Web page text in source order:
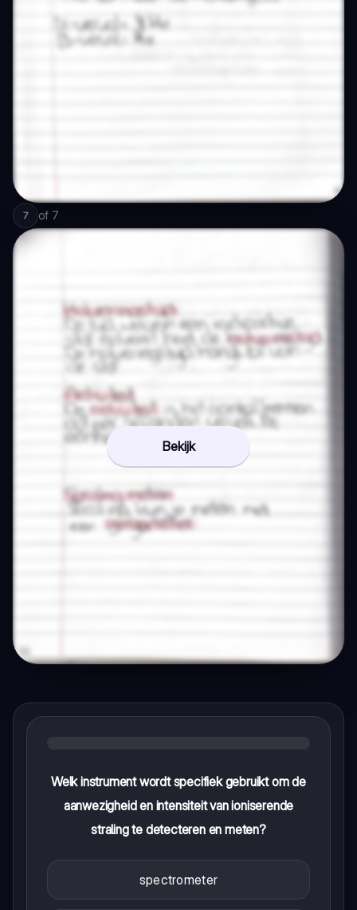
7 of 7
Bekijk
Welk instrument wordt specifiek gebruikt om de
aanwezigheid en intensiteit van ioniserende
straling te detecteren en meten?
spectrometer